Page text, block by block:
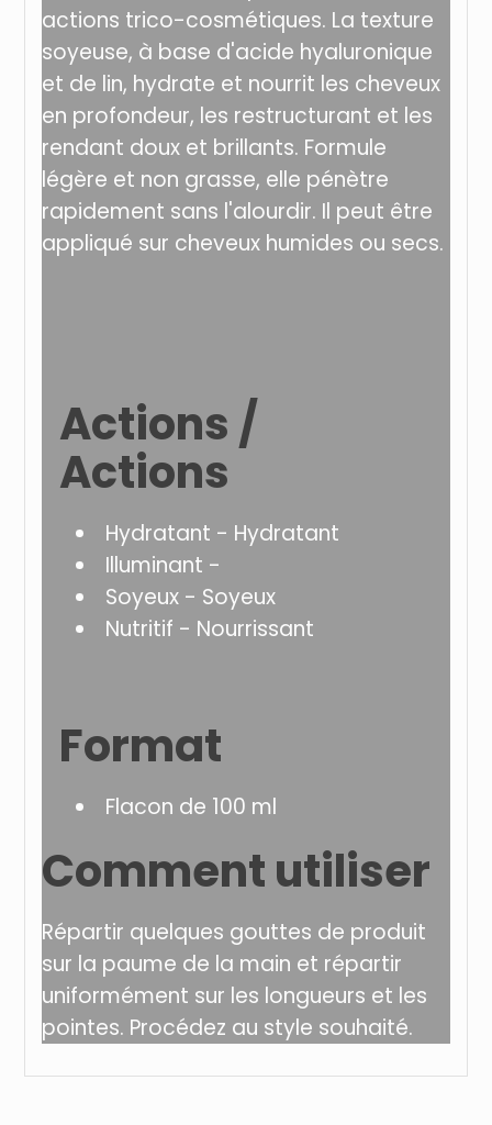
actions trico-cosmétiques. La texture
soyeuse, à base d'acide hyaluronique
et de lin, hydrate et nourrit les cheveux
en profondeur, les restructurant et les
rendant doux et brillants. Formule
légère et non grasse, elle pénètre
rapidement sans l'alourdir. Il peut être
appliqué sur cheveux humides ou secs.
Actions /
Actions
Hydratant - Hydratant
Illuminant -
Soyeux - Soyeux
Nutritif - Nourrissant
Format
Flacon de 100 ml
Comment utiliser
Répartir quelques gouttes de produit
sur la paume de la main et répartir
uniformément sur les longueurs et les
pointes. Procédez au style souhaité.